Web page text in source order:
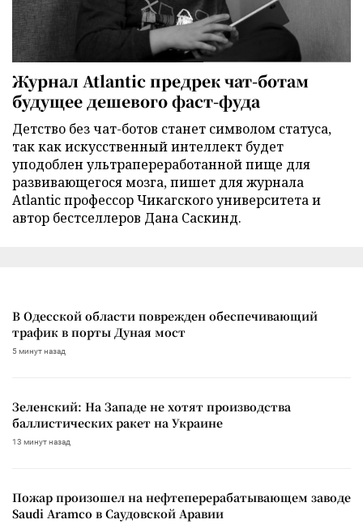
Журнал Atlantic предрек чат-ботам
будущее дешевого фаст-фуда
Детство без чат-ботов станет символом статуса,
так как искусственный интеллект будет
уподоблен ультрапереработанной пище для
развивающегося мозга, пишет для журнала
Atlantic профессор Чикагского университета и
автор бестселлеров Дана Саскинд.
В Одесской области поврежден обеспечивающий
трафик в порты Дуная мост
5 минут назад
Зеленский: На Западе не хотят производства
баллистических ракет на Украине
13 минут назад
Пожар произошел на нефтеперерабатывающем заводе
Saudi Aramco в Саудовской Аравии